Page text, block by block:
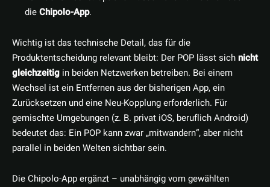
dieChipolo-App.
Wichtig ist das technische Detail, das für die
Produktentscheidung relevant bleibt: Der POP lässt sichnicht
gleichzeitig in beiden Netzwerken betreiben. Bei einem
Wechsel ist ein Entfernen aus der bisherigen App, ein
Zurücksetzen und eine Neu-Kopplung erforderlich. Für
gemischte Umgebungen (z. B. privat iOS, beruflich Android)
bedeutet das: Ein POP kann zwar „mitwandern“, aber nicht
parallel in beiden Welten sichtbar sein.
Die Chipolo-App ergänzt – unabhängig vom gewählten